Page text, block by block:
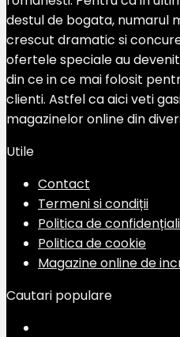
destul de bogata, numarul
crescut dramatic si
ofertele speciale au
din ce in ce mai folosit
clienti. Astfel ca aici veti
magazinelor online din
Utile
Contact
Termeni si condiții
Politica de
Politica de cookie
Magazine online de
Cautari populare